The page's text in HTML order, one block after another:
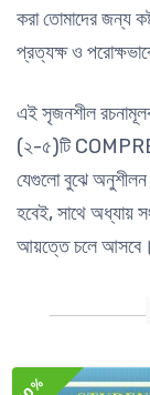
করা তোমাদের জন্য
প্রত্যক্ষ ও
এই সৃজনশীল
(২-৫)টি
যেগুলো বুঝে
হবেই, সাথে অধ্যায়
আয়ত্তে চলে আসবে।